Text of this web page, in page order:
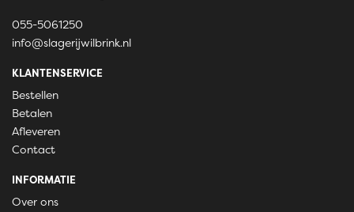
055-5061250
info@slagerijwilbrink.nl
KLANTENSERVICE
Bestellen
Betalen
Afleveren
Contact
INFORMATIE
Over ons